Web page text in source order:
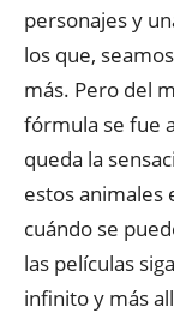
personajes y
los que,
más. Pero del
fórmula se fue
queda la
estos animales
cuándo se
las películas
infinito y más